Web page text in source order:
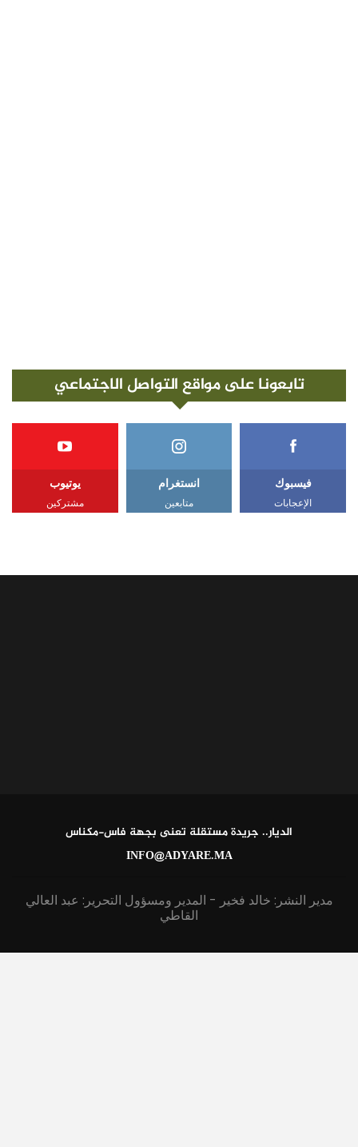
تابعونا على مواقع التواصل الاجتماعي
فيسبوك
الإعجابات
انستغرام
متابعين
يوتيوب
مشتركين
الديار.. جريدة مستقلة تعنى بجهة فاس-مكناس
INFO@ADYARE.MA
مدير النشر: خالد فخير - المدير ومسؤول التحرير: عبد العالي
القاطي